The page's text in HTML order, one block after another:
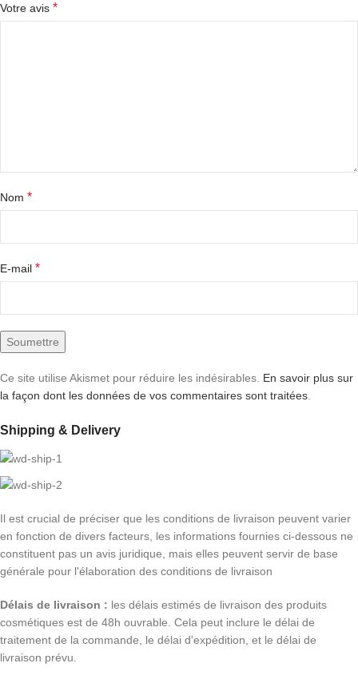
Votre avis *
Nom *
E-mail *
Ce site utilise Akismet pour réduire les indésirables. En savoir plus sur
la façon dont les données de vos commentaires sont traitées.
Shipping & Delivery
Il est crucial de préciser que les conditions de livraison peuvent varier
en fonction de divers facteurs, les informations fournies ci-dessous ne
constituent pas un avis juridique, mais elles peuvent servir de base
générale pour l'élaboration des conditions de livraison
Délais de livraison : les délais estimés de livraison des produits
cosmétiques est de 48h ouvrable. Cela peut inclure le délai de
traitement de la commande, le délai d'expédition, et le délai de
livraison prévu.